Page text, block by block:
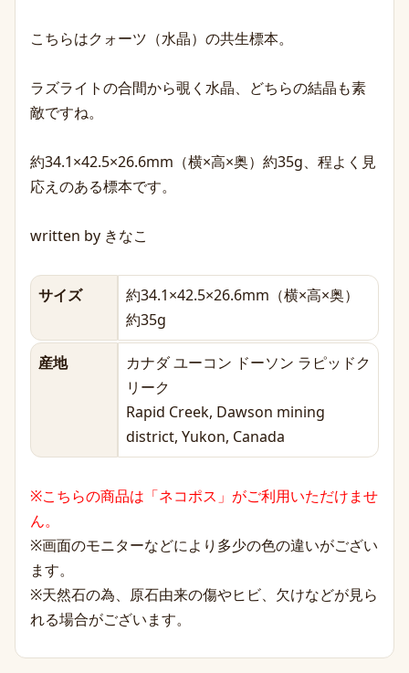
こちらはクォーツ（水晶）の共生標本。
ラズライトの合間から覗く水晶、どちらの結晶も素
敵ですね。
約34.1×42.5×26.6mm（横×高×奥）約35g、程よく見
応えのある標本です。
written by きなこ
サイズ
約34.1×42.5×26.6mm（横×高×奥）
約35g
産地
カナダ ユーコン ドーソン ラピッドク
リーク
Rapid Creek, Dawson mining
district, Yukon, Canada
※こちらの商品は「ネコポス」がご利用いただけませ
ん。
※画面のモニターなどにより多少の色の違いがござい
ます。
※天然石の為、原石由来の傷やヒビ、欠けなどが見ら
れる場合がございます。